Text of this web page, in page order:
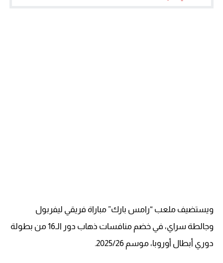
ويستضيف ملعب “رامس بارك” مباراة فريقي ليفربول
وجالطة سراي، في خضم منافسات ذهاب دور الـ16 من بطولة
دوري أبطال أوروبا، موسم 2025/26.